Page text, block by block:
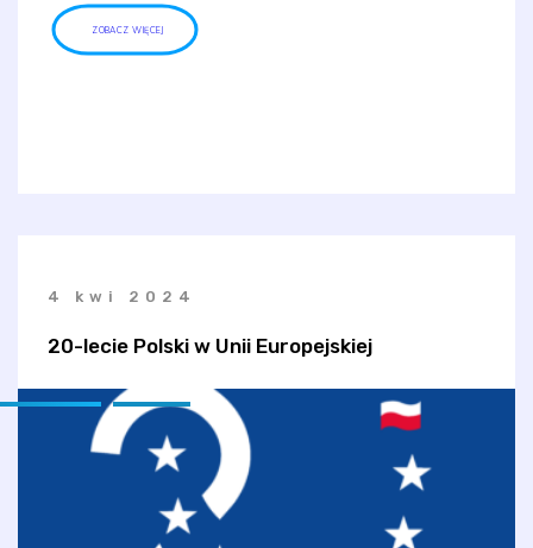
ZOBACZ WIĘCEJ
4 kwi 2024
20-lecie Polski w Unii Europejskiej